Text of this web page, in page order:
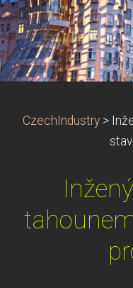
CzechIndustry >